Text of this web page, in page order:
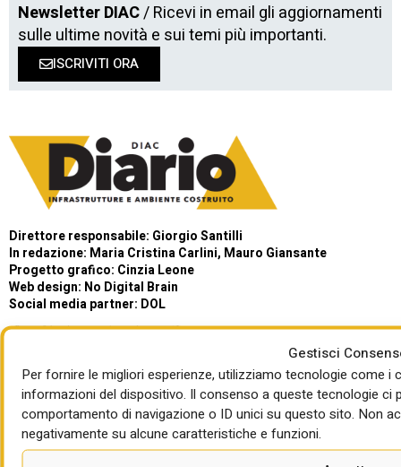
Gestisci
Per fornire le migliori esperienze, utilizziamo tecnologie come
informazioni del dispositivo. Il consenso a queste tecnologie ci
comportamento di navigazione o ID unici su questo sito. Non
negativamente su alcune caratteristiche e funzioni.
Newsletter DIAC/ Ricevi in email gli aggiornamenti
sulle ultime novità e sui temi più importanti.
ISCRIVITI ORA
Direttore responsabile: Giorgio Santilli
In redazione: Maria Cristina Carlini, Mauro Giansante
Progetto grafico: Cinzia Leone
Web design: No Digital Brain
Social media partner: DOL
ARCHIVI PRIVACY POLICY